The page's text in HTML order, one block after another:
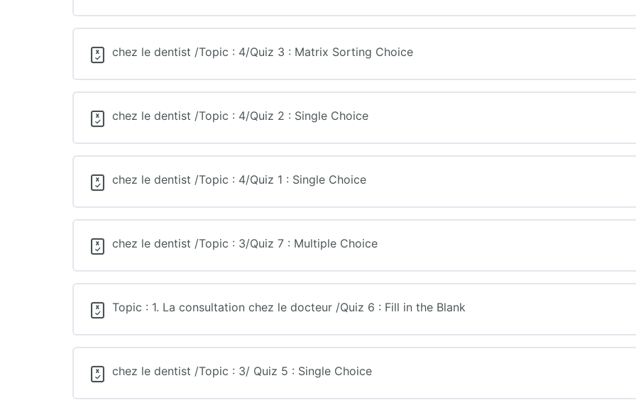
chez le dentist /Topic : 4/Quiz 3 : Matrix Sorting Choice
chez le dentist /Topic : 4/Quiz 2 : Single Choice
chez le dentist /Topic : 4/Quiz 1 : Single Choice
chez le dentist /Topic : 3/Quiz 7 : Multiple Choice
Topic : 1. La consultation chez le docteur /Quiz 6 : Fill in the Blank
chez le dentist /Topic : 3/ Quiz 5 : Single Choice